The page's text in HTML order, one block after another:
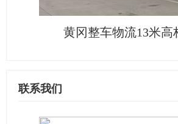
黄冈整车物流13米高
联系我们